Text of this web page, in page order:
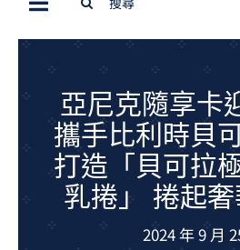
Toggle
Navigation
亞尼克隨享卡
攜手比利時貝
打造「貝可拉
乳捲」 捲起
2024 年 9 月